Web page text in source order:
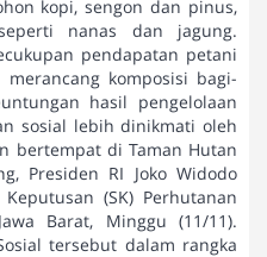
kopi, sengon dan pinus,
nanas dan jagung.
pendapatan petani
komposisi bagi-
hasil pengelolaan
sosial lebih dinikmati oleh
bertempat di Taman Hutan
Presiden RI Joko Widodo
(SK) Perhutanan
Barat, Minggu (11/11).
tersebut dalam rangka